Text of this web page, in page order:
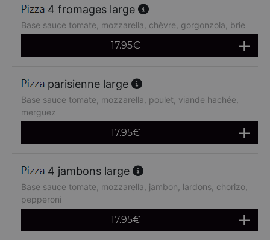
4 fromages large
Base sauce tomate, mozzarella, chèvre, gorgonzola, brie
17.95€
parisienne large
Base sauce tomate, mozzarella, poulet, viande hachée,
merguez
17.95€
4 jambons large
Base sauce tomate, mozzarella, jambon, lardons, chorizo,
pepperoni
17.95€